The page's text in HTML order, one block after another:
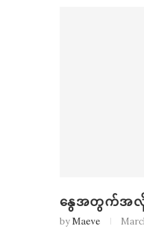
နွေအတွက်အလိုက်
byMaeve